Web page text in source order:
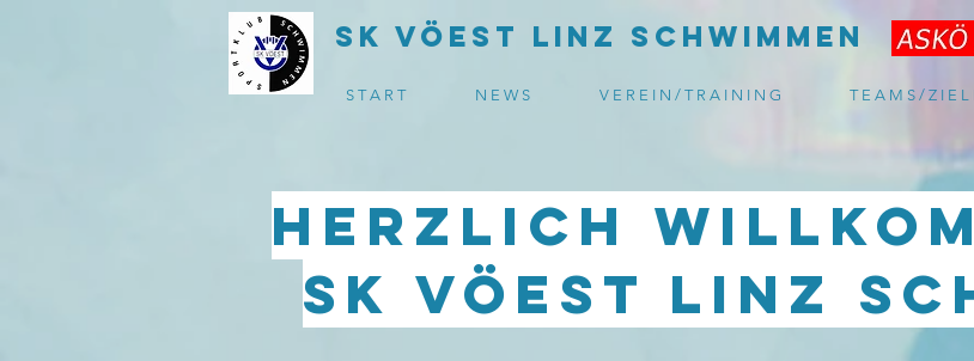
SK VÖEST LInz Schwimmen
S T A R T N E W S V E R E I N / T R A I N I N G T E A M S / Z I E L
Herzlich
SK VÖEST Linz